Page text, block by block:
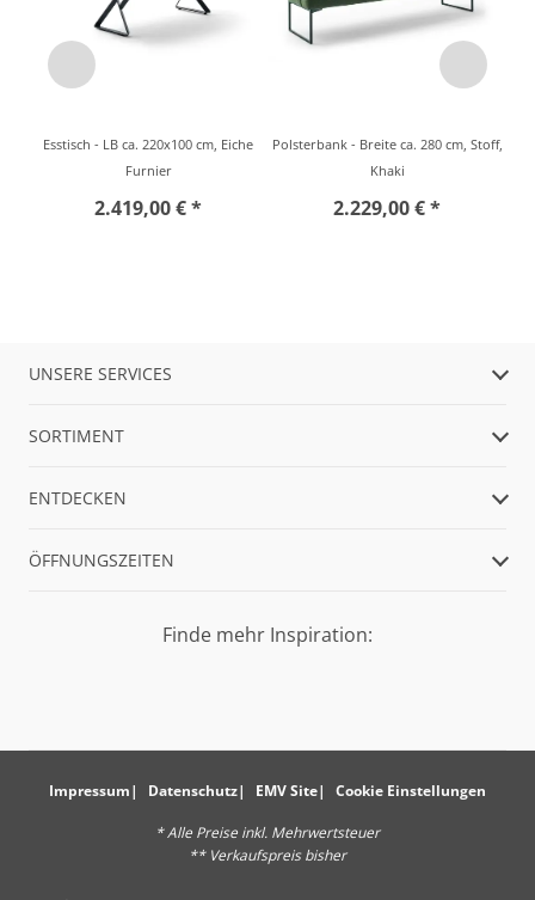
Esstisch - LB ca. 220x100 cm, Eiche
Furnier
2.419,00 € *
Polsterbank - Breite ca. 280 cm, Stoff,
Khaki
2.229,00 € *
UNSERE SERVICES
SORTIMENT
ENTDECKEN
ÖFFNUNGSZEITEN
Finde mehr Inspiration:
Impressum Datenschutz EMV Site Cookie Einstellungen
* Alle Preise inkl. Mehrwertsteuer
** Verkaufspreis bisher